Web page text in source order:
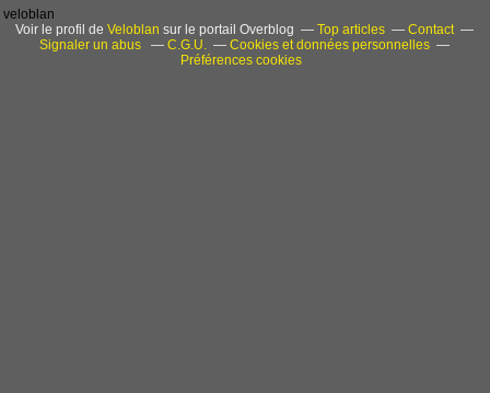
veloblan
Voir le profil deVeloblan sur le portail Overblog Top articles
Contact
Signaler un abus
C.G.U.
Cookies et données personnelles
Préférences cookies